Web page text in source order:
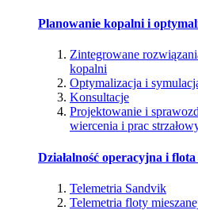
Planowanie kopalni i
Zintegrowane
kopalni
Optymalizacja i
Konsultacje
Projektowanie i
wiercenia i prac
Działalność operacyjna i
Telemetria Sandvik
Telemetria floty